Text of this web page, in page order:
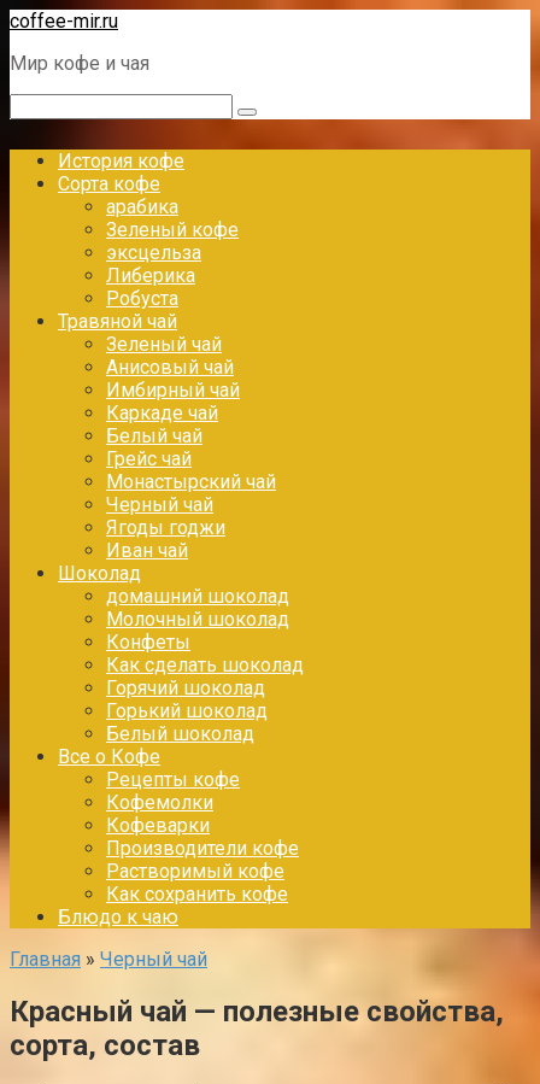
Перейти
контенту
coffee-mir.ru
Мир кофе и чая
История кофе
Сорта кофе
арабика
Зеленый кофе
эксцельза
Либерика
Робуста
Травяной чай
Зеленый чай
Анисовый чай
Имбирный чай
Каркаде чай
Белый чай
Грейс чай
Монастырский чай
Черный чай
Ягоды годжи
Иван чай
Шоколад
домашний шоколад
Молочный шоколад
Конфеты
Как сделать шоколад
Горячий шоколад
Горький шоколад
Белый шоколад
Все о Кофе
Рецепты кофе
Кофемолки
Кофеварки
Производители кофе
Растворимый кофе
Как сохранить кофе
Блюдо к чаю
Главная » Черный чай
Красный чай — полезные свойства,
сорта, состав